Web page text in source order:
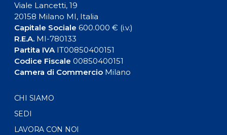
Viale Lancetti, 19
20158 Milano MI, Italia
Capitale Sociale 600.000 € (i.v.)
R.E.A.MI-780133
Partita IVAIT00850400151
Codice Fiscale 00850400151
Camera di CommercioMilano
CHI SIAMO
SEDI
LAVORA CON NOI